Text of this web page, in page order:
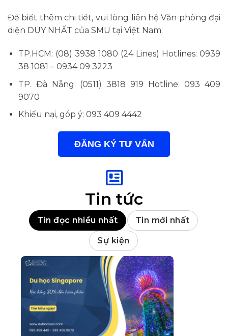
Để biết thêm chi tiết, vui lòng liên hệ Văn phòng đại
diện DUY NHẤT của SMU tại Việt Nam:
TP.HCM: (08) 3938 1080 (24 Lines) Hotlines: 0939
38 1081 – 0934 09 3223
TP. Đà Nẵng: (0511) 3818 919 Hotline: 093 409
9070
Khiếu nại, góp ý: 093 409 4442
ĐĂNG KÝ TƯ VẤN
Tin tức
Tin đọc nhiều nhất Tin mới nhất
Sự kiện